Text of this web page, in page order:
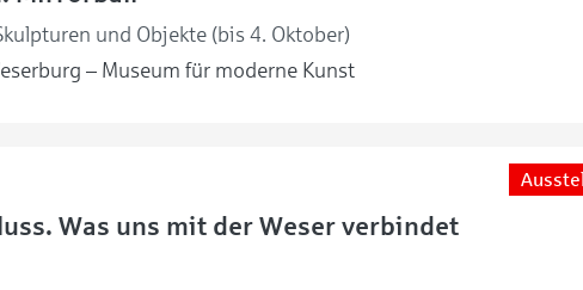
und Objekte (bis 4. Oktober)
– Museum für moderne Kunst
Was uns mit der Weser verbindet